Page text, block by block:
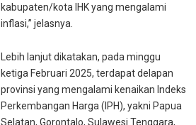
kabupaten/kota IHK yang mengalami
inflasi,” jelasnya.
Lebih lanjut dikatakan, pada minggu
ketiga Februari 2025, terdapat delapan
provinsi yang mengalami kenaikan Indeks
Perkembangan Harga (IPH), yakni Papua
Selatan, Gorontalo, Sulawesi Tenggara,